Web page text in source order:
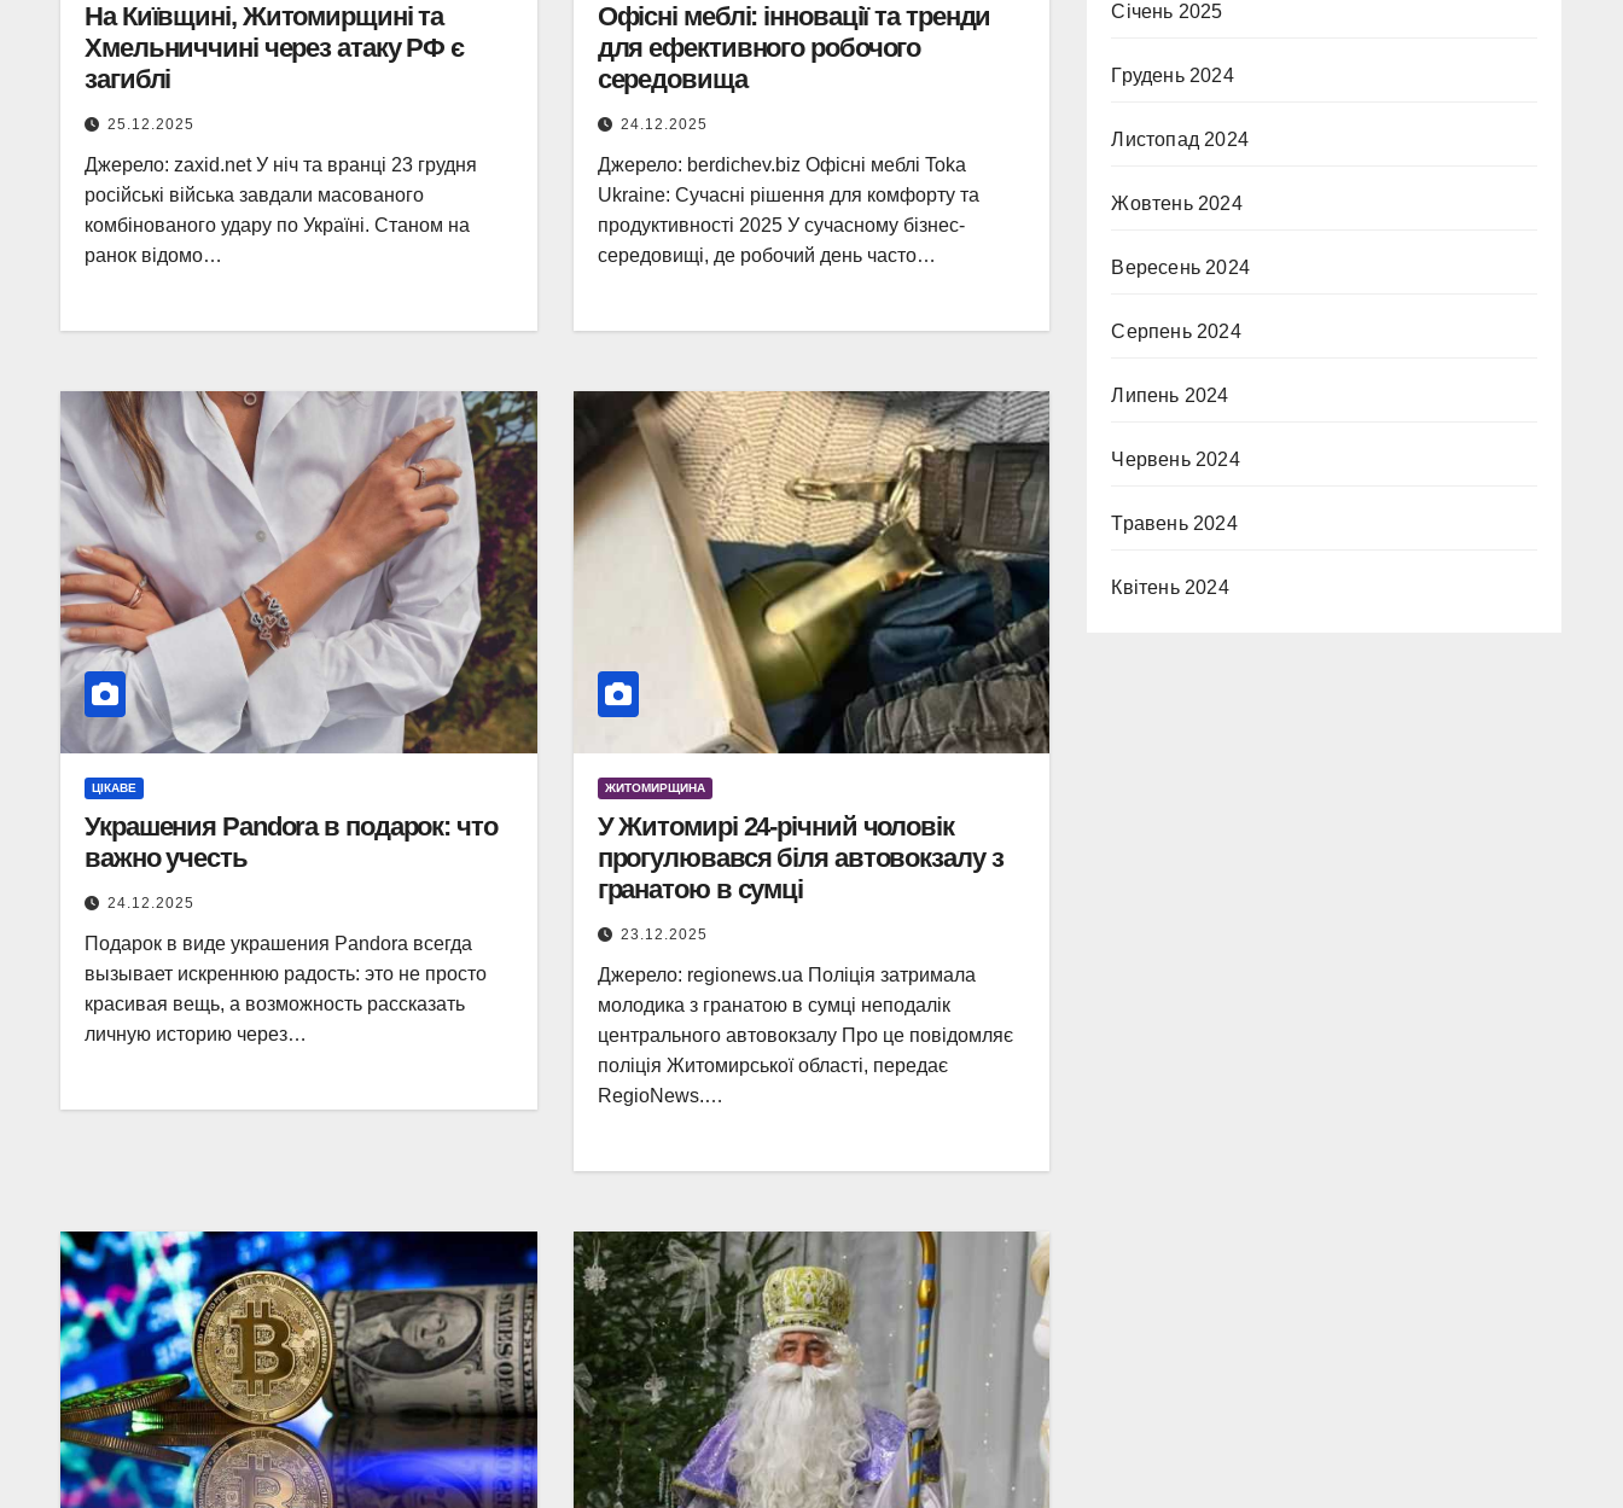
На Київщині, Житомирщині та
Хмельниччині через атаку РФ є
загиблі
25.12.2025
Джерело: zaxid.net У ніч та вранці 23 грудня
російські війська завдали масованого
комбінованого удару по Україні. Станом на
ранок відомо…
Офісні меблі: інновації та тренди
для ефективного робочого
середовища
24.12.2025
Джерело: berdichev.biz Офісні меблі Toka
Ukraine: Сучасні рішення для комфорту та
продуктивності 2025 У сучасному бізнес-
середовищі, де робочий день часто…
ЦІКАВЕ
Украшения Pandora в подарок: что
важно учесть
24.12.2025
Подарок в виде украшения Pandora всегда
вызывает искреннюю радость: это не просто
красивая вещь, а возможность рассказать
личную историю через…
ЖИТОМИРЩИНА
У Житомирі 24-річний чоловік
прогулювався біля автовокзалу з
гранатою в сумці
23.12.2025
Джерело: regionews.ua Поліція затримала
молодика з гранатою в сумці неподалік
центрального автовокзалу Про це повідомляє
поліція Житомирської області, передає
RegioNews.…
Січень 2025
Грудень 2024
Листопад 2024
Жовтень 2024
Вересень 2024
Серпень 2024
Липень 2024
Червень 2024
Травень 2024
Квітень 2024